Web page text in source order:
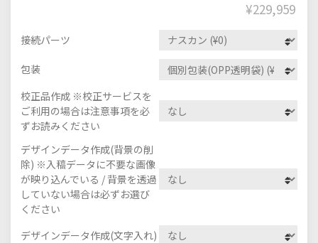
¥229,959
接続パーツ
包装
校正品作成 ※校正サービスを
ご利用の場合は注意事項を必
ずお読みください
デザインデータ作成(背景の削
除) ※入稿データに不要な画像
が映り込んでいる / 背景を透過
していない場合は必ずお選び
ください
デザインデータ作成(文字入れ)